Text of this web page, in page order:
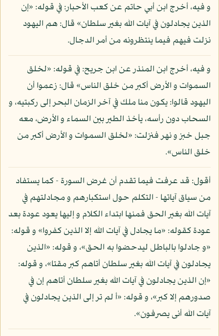
و فيه، أخرج ابن أبي حاتم عن كعب الأحبار: في قوله: «إن
الذين يجادلون في آيات الله بغير سلطان» قال: هم اليهود
نزلت فيهم فيما ينتظرونه من أمر الدجال.
و فيه، أخرج ابن المنذر عن ابن جريح: في قوله: «لخلق
السموات و الأرض أكبر من خلق الناس» قال: زعموا أن
اليهود قالوا: يكون منا ملك في آخر الزمان البحر إلى ركبتيه، و
السحاب دون رأسه، يأخذ الطير بين السماء و الأرض، معه
جبل خبز و نهر فنزلت: «لخلق السموات و الأرض أكبر من
خلق الناس».
أقول: قد عرفت فيما تقدم أن غرض السورة - كما يستفاد
من سياق آياتها - التكلم حول استكبارهم و مجادلتهم في
آيات الله بغير الحق فمنها ابتداء الكلام و إليها يعود عودة بعد
عودة كقوله: «ما يجادل في آيات الله إلا الذين كفروا» و قوله:
«و جادلوا بالباطل ليدحضوا به الحق»، و قوله: «الذين
يجادلون في آيات الله بغير سلطان أتاهم كبر مقتا»، و قوله:
«إن الذين يجادلون في آيات الله بغير سلطان أتاهم إن في
صدورهم إلا كبر»، و قوله: «أ لم تر إلى الذين يجادلون في
آيات الله أنى يصرفون».